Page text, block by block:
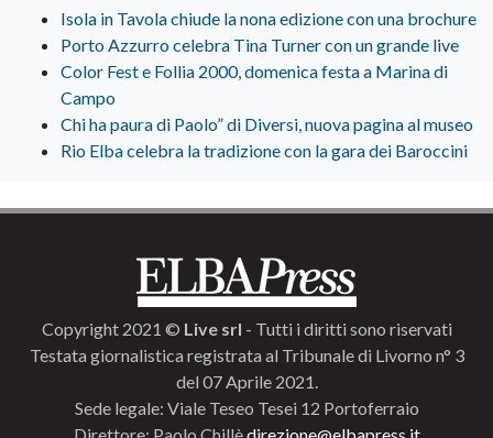
Isola in Tavola chiude la nona edizione con una brochure
Porto Azzurro celebra Tina Turner con un grande live
Color Fest e Follia 2000, domenica festa a Marina di
Campo
Chi ha paura di Paolo” di Diversi, nuova pagina al museo
Rio Elba celebra la tradizione con la gara dei Baroccini
Copyright 2021 © Live srl - Tutti i diritti sono riservati
Testata giornalistica registrata al Tribunale di Livorno n° 3
del 07 Aprile 2021.
Sede legale: Viale Teseo Tesei 12 Portoferraio
Direttore: Paolo Chillèdirezione@elbapress.it